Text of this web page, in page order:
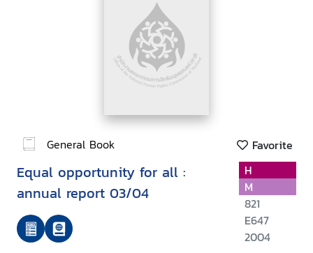
General Book Favorite
Equal opportunity for all :
annual report 03/04
H
M
821
E647
2004